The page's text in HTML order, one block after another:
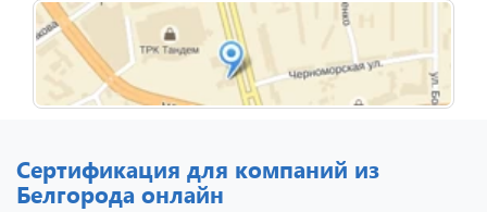
Сертификация для компаний из
Белгорода онлайн